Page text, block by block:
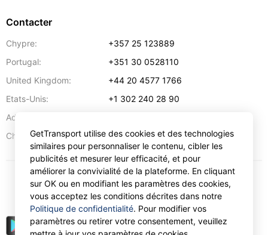
Contacter
Chypre:
+357 25 123889
Portugal:
+351 30 0528110
United Kingdom:
+44 20 4577 1766
Etats-Unis:
+1 302 240 28 90
Adresse:
Chypre:
57 Spyrou Kyprianou,Larnaca 6051
EUR
GetTransport utilise des cookies et des technologies
similaires pour personnaliser le contenu, cibler les
publicités et mesurer leur efficacité, et pour
améliorer la convivialité de la plateforme. En cliquant
sur OK ou en modifiant les paramètres des cookies,
vous acceptez les conditions décrites dans notre
Politique de confidentialité. Pour modifier vos
paramètres ou retirer votre consentement, veuillez